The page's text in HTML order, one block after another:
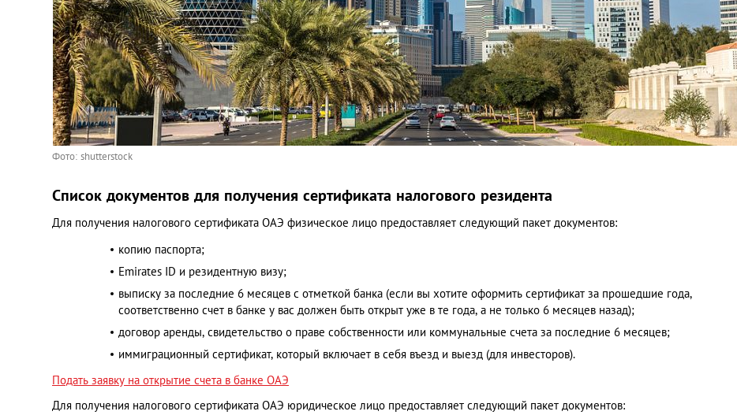
Фото: shutterstock
Список документов для получения сертификата налогового резидента
Для получения налогового сертификата ОАЭ физическое лицо предоставляет следующий пакет документов:
копию паспорта;
Emirates ID и резидентную визу;
выписку за последние 6 месяцев с отметкой банка (если вы хотите оформить сертификат за прошедшие года,
соответственно счет в банке у вас должен быть открыт уже в те года, а не только 6 месяцев назад);
договор аренды, свидетельство о праве собственности или коммунальные счета за последние 6 месяцев;
иммиграционный сертификат, который включает в себя въезд и выезд (для инвесторов).
Подать заявку на открытие счета в банке ОАЭ
Для получения налогового сертификата ОАЭ юридическое лицо предоставляет следующий пакет документов: